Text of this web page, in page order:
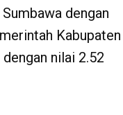
dengan
Kabupaten
nilai 2.52